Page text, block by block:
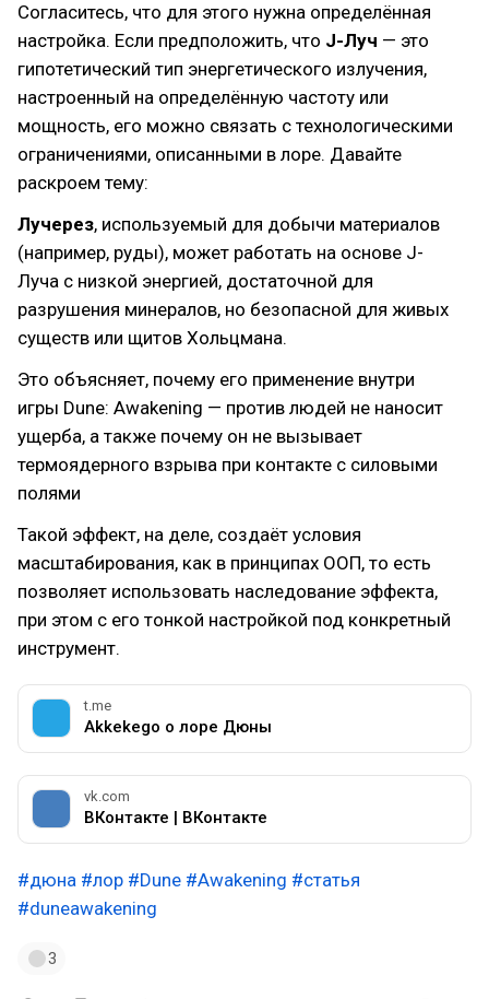
Согласитесь, что для этого нужна определённая
настройка. Если предположить, что J-Луч — это
гипотетический тип энергетического излучения,
настроенный на определённую частоту или
мощность, его можно связать с технологическими
ограничениями, описанными в лоре. Давайте
раскроем тему:
Лучерез, используемый для добычи материалов
(например, руды), может работать на основе J-
Луча с низкой энергией, достаточной для
разрушения минералов, но безопасной для живых
существ или щитов Хольцмана.
Это объясняет, почему его применение внутри
игры Dune: Awakening — против людей не наносит
ущерба, а также почему он не вызывает
термоядерного взрыва при контакте с силовыми
полями
Такой эффект, на деле, создаёт условия
масштабирования, как в принципах ООП, то есть
позволяет использовать наследование эффекта,
при этом с его тонкой настройкой под конкретный
инструмент.
t.me
Akkekego о лоре Дюны
vk.com
ВКонтакте | ВКонтакте
#дюна #лор #Dune #Awakening #статья
#duneawakening
3